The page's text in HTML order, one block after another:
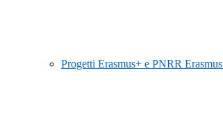
Progetti Erasmus+ e PNRR Erasmus